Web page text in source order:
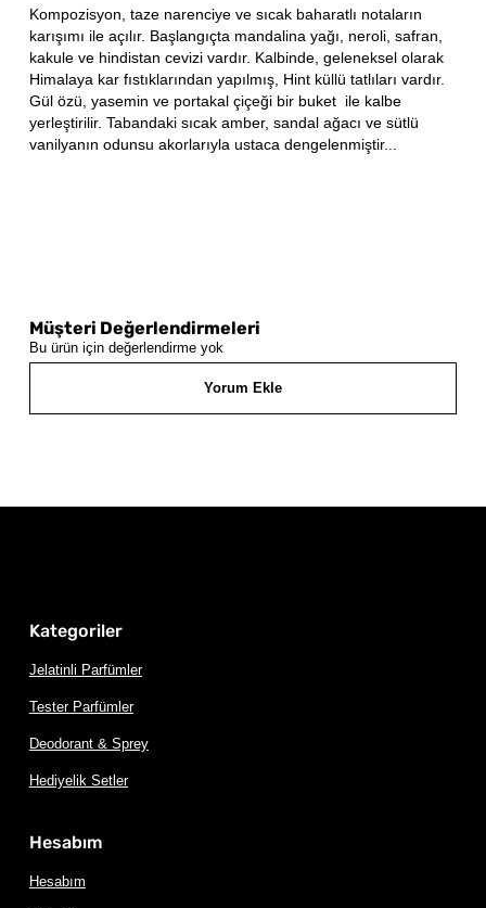
Kompozisyon, taze narenciye ve sıcak baharatlı notaların
karışımı ile açılır. Başlangıçta mandalina yağı, neroli, safran,
kakule ve hindistan cevizi vardır. Kalbinde, geleneksel olarak
Himalaya kar fıstıklarından yapılmış, Hint küllü tatlıları vardır.
Gül özü, yasemin ve portakal çiçeği bir buket ile kalbe
yerleştirilir. Tabandaki sıcak amber, sandal ağacı ve sütlü
vanilyanın odunsu akorlarıyla ustaca dengelenmiştir...
Müşteri Değerlendirmeleri
Bu ürün için değerlendirme yok
Yorum Ekle
Kategoriler
Jelatinli Parfümler
Tester Parfümler
Deodorant & Sprey
Hediyelik Setler
Hesabım
Hesabım